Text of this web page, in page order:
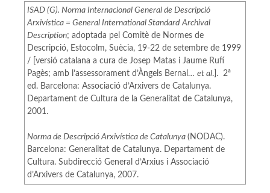
ISAD (G). Norma Internacional General de Descripció
Arxivística = General International Standard Archival
Description; adoptada pel Comitè de Normes de
Descripció, Estocolm, Suècia, 19-22 de setembre de 1999
/ [versió catalana a cura de Josep Matas i Jaume Rufí
Pagès; amb l’assessorament d’Àngels Bernal… et al.]. 2ª
ed. Barcelona: Associació d’Arxivers de Catalunya.
Departament de Cultura de la Generalitat de Catalunya,
2001.
Norma de Descripció Arxivística de Catalunya (NODAC).
Barcelona: Generalitat de Catalunya. Departament de
Cultura. Subdirecció General d’Arxius i Associació
d’Arxivers de Catalunya, 2007.